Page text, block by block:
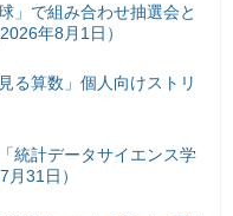
」で組み合わせ抽選会と
年8月1日）
る算数」個人向けストリ
統計データサイエンス学
31日）